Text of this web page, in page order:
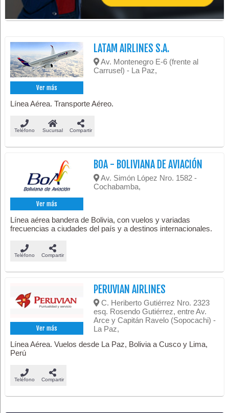
Ver más
LATAM AIRLINES S.A.
Av. Montenegro E-6 (frente al
Carrusel) - La Paz,
Línea Aérea. Transporte Aéreo.
Teléfono Sucursal Compartir
Ver más
BOA - BOLIVIANA DE AVIACIÓN
Av. Simón López Nro. 1582 -
Cochabamba,
Línea aérea bandera de Bolivia, con vuelos y variadas
frecuencias a ciudades del país y a destinos internacionales.
Teléfono Compartir
Ver más
PERUVIAN AIRLINES
C. Heriberto Gutiérrez Nro. 2323
esq. Rosendo Gutiérrez, entre Av.
Arce y Capitán Ravelo (Sopocachi) -
La Paz,
Línea Aérea. Vuelos desde La Paz, Bolivia a Cusco y Lima,
Perú
Teléfono Compartir